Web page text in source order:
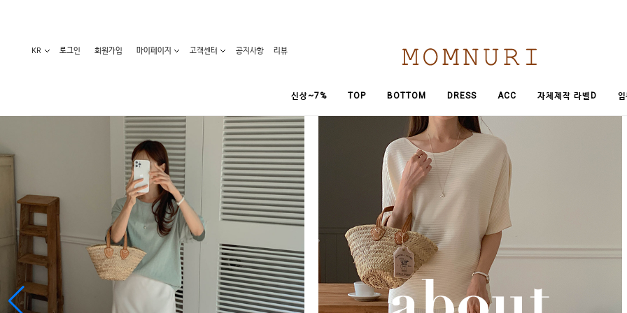
KR 로그인 회원가입 마이페이지 고객센터 공지사항 리뷰
신상~7% TOP BOTTOM DRESS ACC 자체제작 라벨D
오늘발송
세일50-80%
임산부화장품
원피스
블라우스/니트
티/나시
아우터
임산부하의
레깅스/스타킹
수유복
코디아이템
특가상품
홈웨어
요가복
수영복
언더웨어
앱특가